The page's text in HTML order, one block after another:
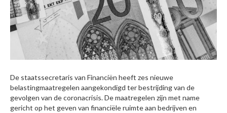
De staatssecretaris van Financiën heeft zes nieuwe
belastingmaatregelen aangekondigd ter bestrijding van de
gevolgen van de coronacrisis. De maatregelen zijn met name
gericht op het geven van financiële ruimte aan bedrijven en